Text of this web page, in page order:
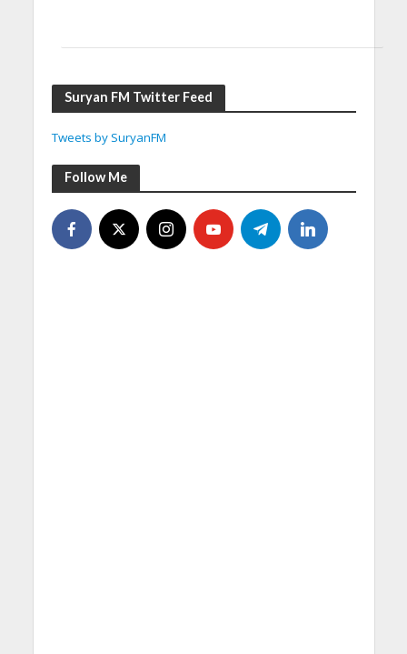
Suryan FM Twitter Feed
Tweets by SuryanFM
Follow Me